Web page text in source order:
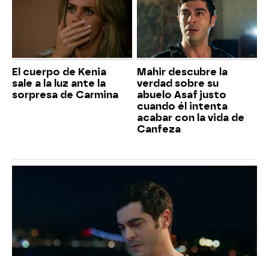
El cuerpo de Kenia
sale a la luz ante la
sorpresa de Carmina
Mahir descubre la
verdad sobre su
abuelo Asaf justo
cuando él intenta
acabar con la vida de
Canfeza